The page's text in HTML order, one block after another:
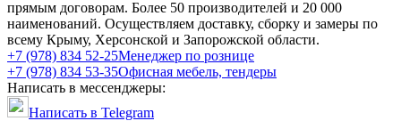
прямым договорам. Более 50 производителей и 20 000
наименований. Осуществляем доставку, сборку и замеры по
всему Крыму, Херсонской и Запорожской области.
+7 (978) 834 52-25Менеджер по рознице
+7 (978) 834 53-35Офисная мебель, тендеры
Написать в мессенджеры:
Написать в Telegram